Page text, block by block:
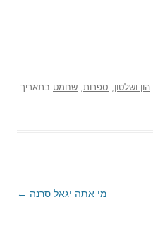
הון ושלטון ספרות שחמט בתאריך
מי אתה יגאל סרנה ←